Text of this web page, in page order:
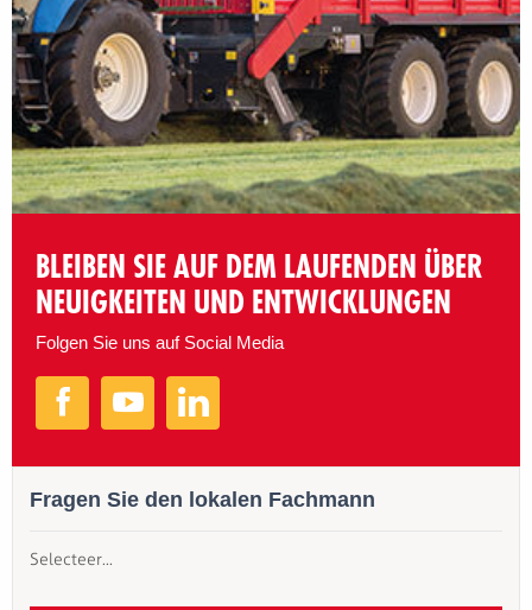
BLEIBEN SIE AUF DEM LAUFENDEN ÜBER
NEUIGKEITEN UND ENTWICKLUNGEN
Folgen Sie uns auf Social Media
Fragen Sie den lokalen Fachmann
Selecteer...